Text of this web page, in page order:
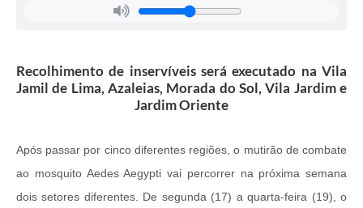
Ouvidoria
Projetos
Contas Públicas
Recolhimento de inservíveis será executado na Vila
Jamil de Lima, Azaleias, Morada do Sol, Vila Jardim e
Jardim Oriente
Após passar por cinco diferentes regiões, o mutirão de combate
ao mosquito Aedes Aegypti vai percorrer na próxima semana
dois setores diferentes. De segunda (17) a quarta-feira (19), o